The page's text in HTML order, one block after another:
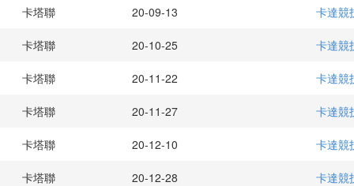
卡塔聯 20-09-13 卡達競
卡塔聯 20-10-25 卡達競
卡塔聯 20-11-22 卡達競
卡塔聯 20-11-27 卡達競
卡塔聯 20-12-10 卡達競
卡塔聯 20-12-28 卡達競